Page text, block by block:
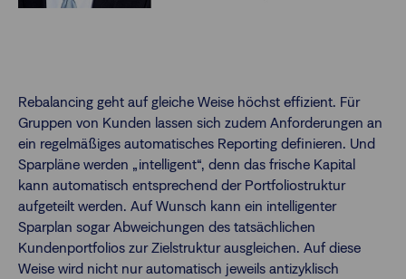
Rebalancing geht auf gleiche Weise höchst effizient. Für
Gruppen von Kunden lassen sich zudem Anforderungen an
ein regelmäßiges automatisches Reporting definieren. Und
Sparpläne werden „intelligent“, denn das frische Kapital
kann automatisch entsprechend der Portfoliostruktur
aufgeteilt werden. Auf Wunsch kann ein intelligenter
Sparplan sogar Abweichungen des tatsächlichen
Kundenportfolios zur Zielstruktur ausgleichen. Auf diese
Weise wird nicht nur automatisch jeweils antizyklisch